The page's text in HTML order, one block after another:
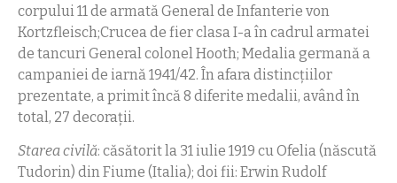
corpului 11 de armată General de Infanterie von
Kortzfleisch;Crucea de fier clasa I-a în cadrul armatei
de tancuri General colonel Hooth; Medalia germană a
campaniei de iarnă 1941/42. În afara distincţiilor
prezentate, a primit încă 8 diferite medalii, având în
total, 27 decoraţii.
Starea civilă: căsătorit la 31 iulie 1919 cu Ofelia (născută
Tudorin) din Fiume (Italia); doi fii: Erwin Rudolf